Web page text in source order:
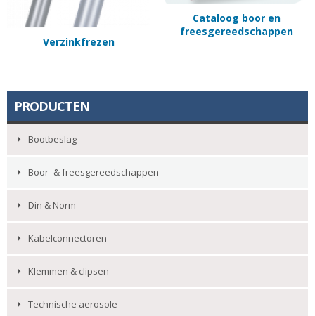
Verzinkfrezen
Cataloog boor en
freesgereedschappen
PRODUCTEN
Bootbeslag
Boor- & freesgereedschappen
Din & Norm
Kabelconnectoren
Klemmen & clipsen
Technische aerosole